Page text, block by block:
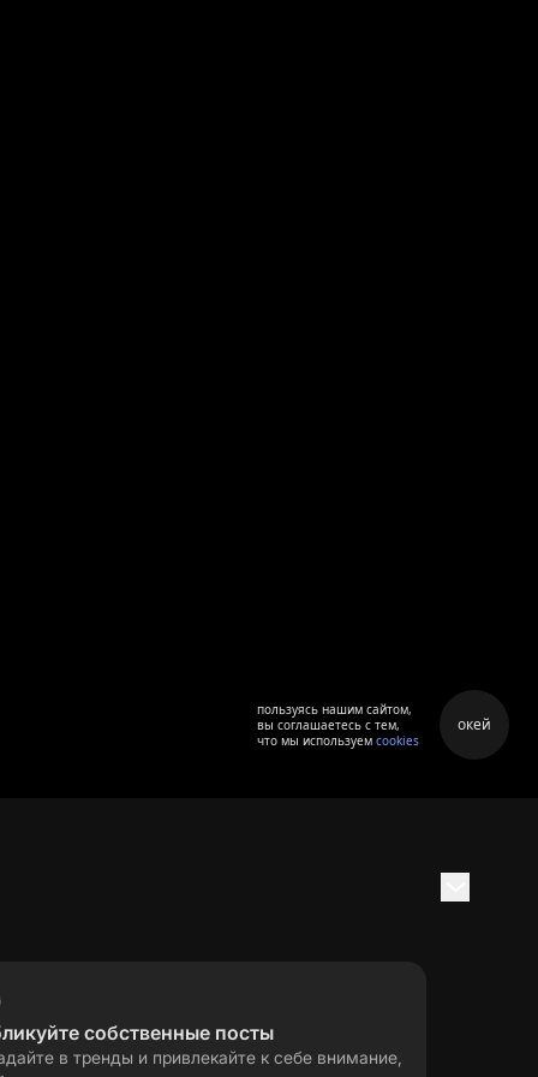
собственные посты
в тренды и привлекайте к себе внимание,
пользуясь нашим сайтом,
вы соглашаетесь с тем,
что мы используем cookies
окей